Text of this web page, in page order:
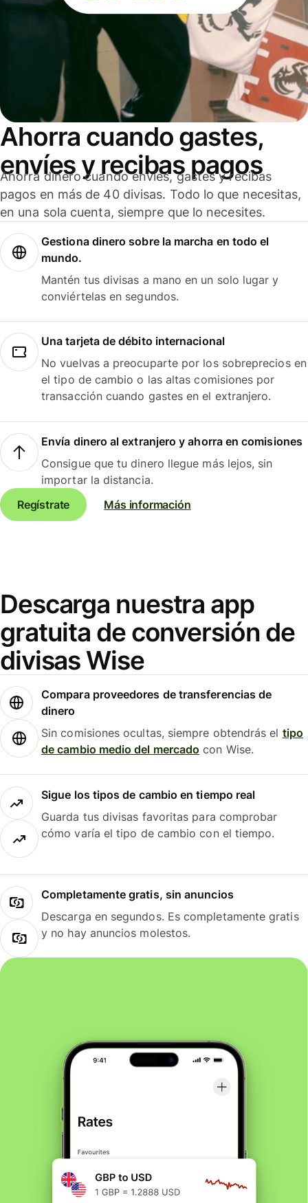
Ahorra cuando gastes,
envíes y recibas pagos
Ahorra dinero cuando envíes, gastes y recibas
pagos en más de 40 divisas. Todo lo que necesitas,
en una sola cuenta, siempre que lo necesites.
Gestiona dinero sobre la marcha en todo el
mundo.
Mantén tus divisas a mano en un solo lugar y
conviértelas en segundos.
Una tarjeta de débito internacional
No vuelvas a preocuparte por los sobreprecios en
el tipo de cambio o las altas comisiones por
transacción cuando gastes en el extranjero.
Envía dinero al extranjero y ahorra en comisiones
Consigue que tu dinero llegue más lejos, sin
importar la distancia.
Regístrate
Más información
Descarga nuestra app
gratuita de conversión de
divisas Wise
Compara proveedores de transferencias de
dinero
Sin comisiones ocultas, siempre obtendrás el tipo
de cambio medio del mercado con Wise.
Sigue los tipos de cambio en tiempo real
Guarda tus divisas favoritas para comprobar
cómo varía el tipo de cambio con el tiempo.
Completamente gratis, sin anuncios
Descarga en segundos. Es completamente gratis
y no hay anuncios molestos.